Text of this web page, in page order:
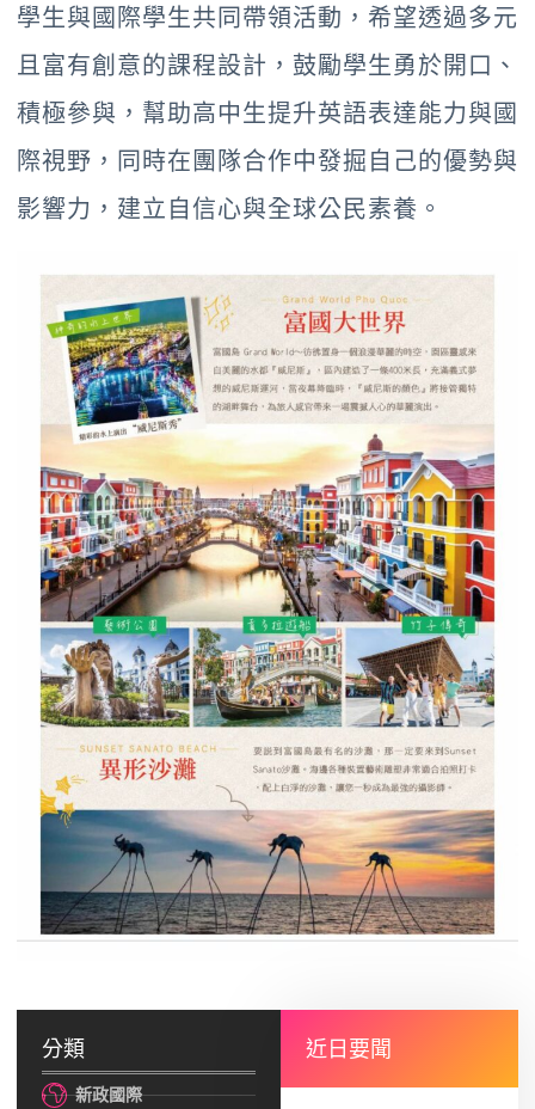
學生與國際學生共同帶領活動，希望透過多元
且富有創意的課程設計，鼓勵學生勇於開口、
積極參與，幫助高中生提升英語表達能力與國
際視野，同時在團隊合作中發掘自己的優勢與
影響力，建立自信心與全球公民素養。
分類
新政國際
近日要聞